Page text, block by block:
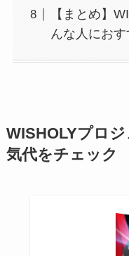
【まとめ】
んな人におす
WISHOLYプロ
気代をチェック